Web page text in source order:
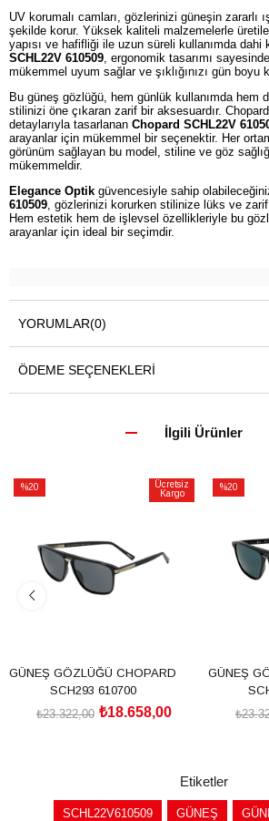
UV korumalı camları, gözlerinizi güneşin zararlı
şekilde korur. Yüksek kaliteli malzemelerle
yapısı ve hafifliği ile uzun süreli kullanımda dahi
SCHL22V 610509 , ergonomik tasarımı
mükemmel uyum sağlar ve şıklığınızı gün boyu
Bu güneş gözlüğü, hem günlük kullanımda hem
stilinizi öne çıkaran zarif bir aksesuardır.
detaylarıyla tasarlanan Chopard SCHL22V
arayanlar için mükemmel bir seçenektir. Her
görünüm sağlayan bu model, stiline ve göz
mükemmeldir.
Elegance Optik güvencesiyle sahip
610509 , gözlerinizi korurken stilinize lüks ve
Hem estetik hem de işlevsel özellikleriyle bu
arayanlar için ideal bir seçimdir.
YORUMLAR(0)
ÖDEME SEÇENEKLERI
İlgili Ürünler
%20
Ücretsiz
Kargo
GÜNEŞ GÖZLÜĞÜ CHOPARD
SCH293 610700
₺18.658,00
₺23.322,00
%20
GÜNEŞ
Etiketler
SCHL22V610509 GÜNEŞ